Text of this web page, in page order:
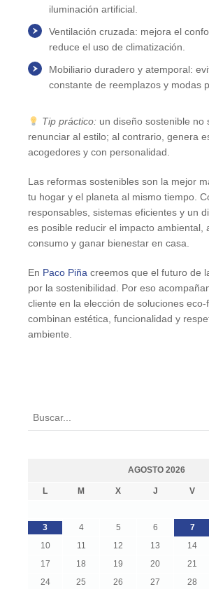
iluminación artificial.
Ventilación cruzada: mejora el
reduce el uso de climatización.
Mobiliario duradero y atemporal:
constante de reemplazos y modas
Tip práctico:un diseño sostenible no
renunciar al estilo; al contrario, genera
acogedores y con personalidad.
Las reformas sostenibles son la mejor
tu hogar y el planeta al mismo tiempo.
responsables, sistemas eficientes y un
es posible reducir el impacto ambiental,
consumo y ganar bienestar en casa.
En Paco Piña creemos que el futuro de
por la sostenibilidad. Por eso
cliente en la elección de soluciones eco-
combinan estética, funcionalidad y
ambiente.
AGOSTO 2026
L M X J V
3
4 5 6 7
10
11 12 13 14
17
18 19 20 21
24
25 26 27 28